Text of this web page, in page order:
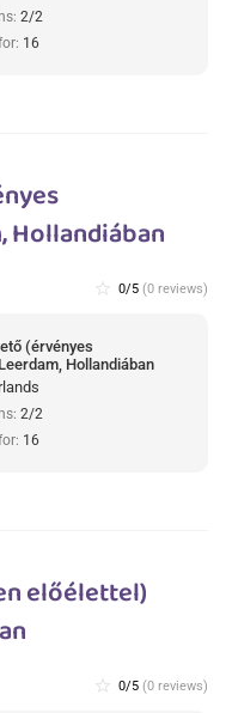
2/2
16
Hollandiában
star_border 0/5 (0 reviews)
(érvényes
Hollandiában
2/2
16
előélettel)
star_border 0/5 (0 reviews)